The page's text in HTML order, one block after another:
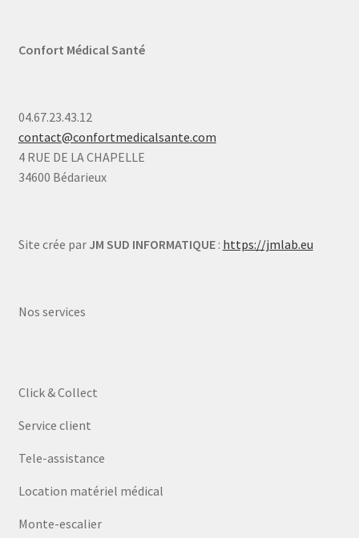
Confort Médical Santé
04.67.23.43.12
contact@confortmedicalsante.com
4 RUE DE LA CHAPELLE
34600 Bédarieux
Site crée par JM SUD INFORMATIQUE: https://jmlab.eu
Nos services
Click & Collect
Service client
Tele-assistance
Location matériel médical
Monte-escalier